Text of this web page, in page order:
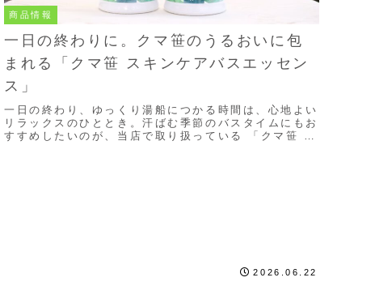
商品情報
一日の終わりに。クマ笹のうるおいに包
まれる「クマ笹 スキンケアバスエッセン
ス」
一日の終わり、ゆっくり湯船につかる時間は、心地よい
リラックスのひととき。汗ばむ季節のバスタイムにもお
すすめしたいのが、当店で取り扱っている 「クマ笹 ス
2026.06.22